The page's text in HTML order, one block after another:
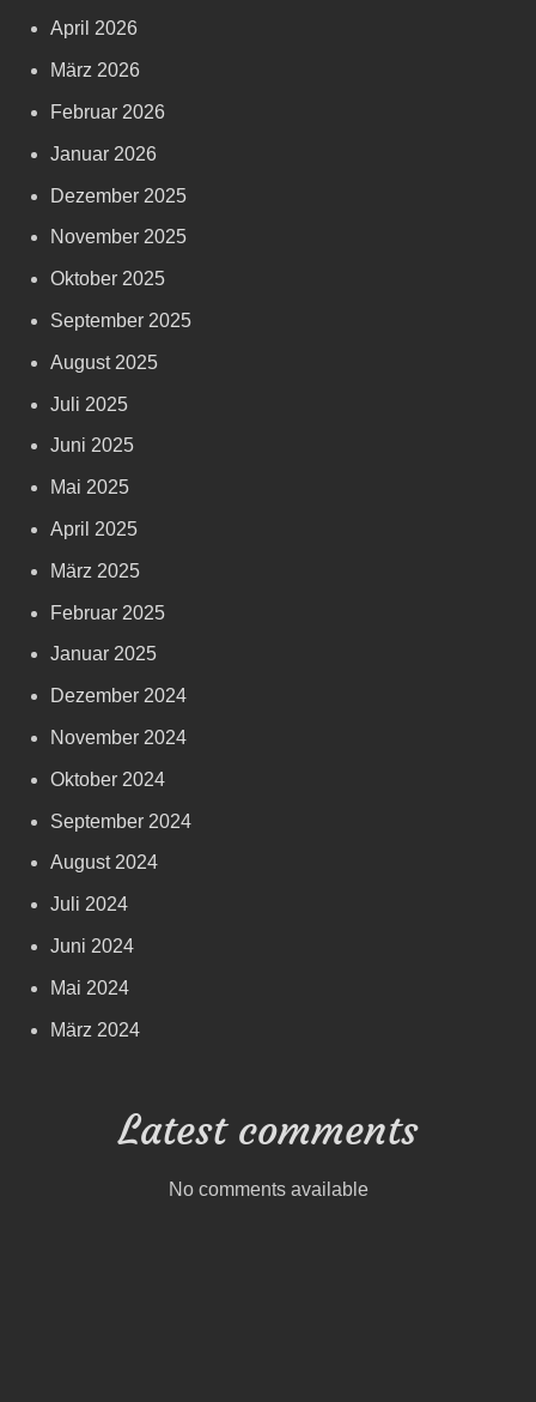
April 2026
März 2026
Februar 2026
Januar 2026
Dezember 2025
November 2025
Oktober 2025
September 2025
August 2025
Juli 2025
Juni 2025
Mai 2025
April 2025
März 2025
Februar 2025
Januar 2025
Dezember 2024
November 2024
Oktober 2024
September 2024
August 2024
Juli 2024
Juni 2024
Mai 2024
März 2024
Latest comments
No comments available